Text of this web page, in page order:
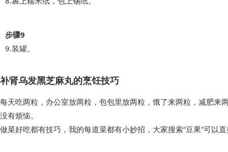
步骤9
9.装罐。
补肾乌发黑芝麻丸的烹饪技巧
每天吃两粒，办公室放两粒，包包里放两粒，饿了来两粒，减肥来
没有烦恼。
做菜好吃都有技巧，我的每道菜都有小妙招，大家搜索“豆果”可以